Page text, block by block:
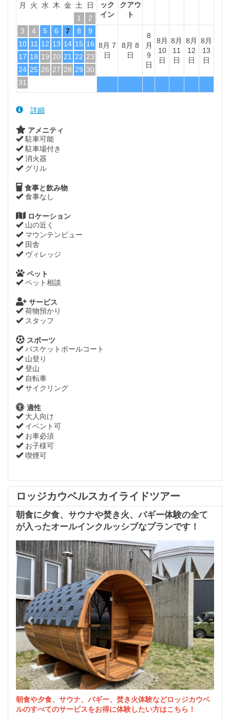
月
火 水 木 金 土
日
1
2
3
4 5 6 7 8
9
10 11 12 13 14 15 16
17 18 19 20 21 22 23
24 25 26 27 28 29 30
31
ック
イン
クアウ
ト
8月 7
日
8月 8
日
8
月
9
日
8月
10
日
8月
11
日
8月
12
日
8月
13
日
詳細
アメニティ
駐車可能
駐車場付き
消火器
グリル
食事と飲み物
食事なし
ロケーション
山の近く
マウンテンビュー
田舎
ヴィレッジ
ペット
ペット相談
サービス
荷物預かり
スタッフ
スポーツ
バスケットボールコート
山登り
登山
自転車
サイクリング
適性
大人向け
イベント可
お車必須
お子様可
喫煙可
ロッジカウベルスカイライドツアー
朝食に夕食、サウナや焚き火、バギー体験の全て
が入ったオールインクルッシブなプランです！
Previous Next
朝食や夕食、サウナ、バギー、焚き火体験などロッジカウベ
ルのすべてのサービスをお得に体験したい方はこちら！